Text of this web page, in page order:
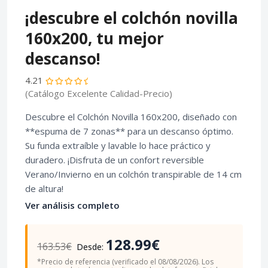
¡descubre el colchón novilla
160x200, tu mejor
descanso!
4.21
(Catálogo Excelente Calidad-Precio)
Descubre el Colchón Novilla 160x200, diseñado con
**espuma de 7 zonas** para un descanso óptimo.
Su funda extraíble y lavable lo hace práctico y
duradero. ¡Disfruta de un confort reversible
Verano/Invierno en un colchón transpirable de 14 cm
de altura!
Ver análisis completo
163.53€ Desde: 128.99€
*Precio de referencia (verificado el 08/08/2026). Los